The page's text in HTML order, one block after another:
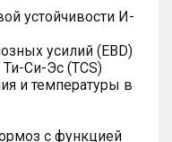
устойчивости И-
усилий (EBD)
Си-Эс (TCS)
и температуры в
с функцией